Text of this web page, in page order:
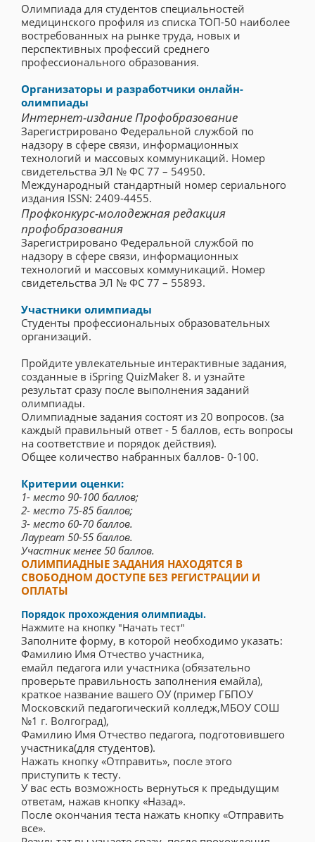
Олимпиада для студентов специальностей
медицинского профиля из списка ТОП-50 наиболее
востребованных на рынке труда, новых и
перспективных профессий среднего
профессионального образования.
Организаторы и разработчики онлайн-
олимпиады
Интернет-издание Профобразование
Зарегистрировано Федеральной службой по
надзору в сфере связи, информационных
технологий и массовых коммуникаций. Номер
свидетельства ЭЛ № ФС 77 – 54950.
Международный стандартный номер сериального
издания ISSN: 2409-4455.
Профконкурс-молодежная редакция
профобразования
Зарегистрировано Федеральной службой по
надзору в сфере связи, информационных
технологий и массовых коммуникаций. Номер
свидетельства ЭЛ № ФС 77 – 55893.
Участники олимпиады
Студенты профессиональных образовательных
организаций.
Пройдите увлекательные интерактивные задания,
созданные в iSpring QuizMaker 8. и узнайте
результат сразу после выполнения заданий
олимпиады.
Олимпиадные задания состоят из 20 вопросов. (за
каждый правильный ответ - 5 баллов, есть вопросы
на соответствие и порядок действия).
Общее количество набранных баллов- 0-100.
Критерии оценки:
1- место 90-100 баллов;
2- место 75-85 баллов;
3- место 60-70 баллов.
Лауреат 50-55 баллов.
Участник менее 50 баллов.
ОЛИМПИАДНЫЕ ЗАДАНИЯ НАХОДЯТСЯ В
СВОБОДНОМ ДОСТУПЕ БЕЗ РЕГИСТРАЦИИ И
ОПЛАТЫ
Порядок прохождения олимпиады.
Нажмите на кнопку "Начать тест"
Заполните форму, в которой необходимо указать:
Фамилию Имя Отчество участника,
емайл педагога или участника (обязательно
проверьте правильность заполнения емайла),
краткое название вашего ОУ (пример ГБПОУ
Московский педагогический колледж,МБОУ СОШ
№1 г. Волгоград),
Фамилию Имя Отчество педагога, подготовившего
участника(для студентов).
Нажать кнопку «Отправить», после этого
приступить к тесту.
У вас есть возможность вернуться к предыдущим
ответам, нажав кнопку «Назад».
После окончания теста нажать кнопку «Отправить
все».